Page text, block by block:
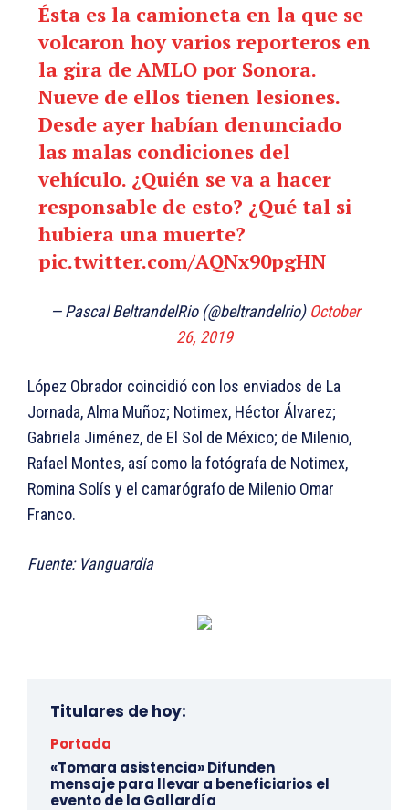
Ésta es la camioneta en la que se
volcaron hoy varios reporteros en
la gira de AMLO por Sonora.
Nueve de ellos tienen lesiones.
Desde ayer habían denunciado
las malas condiciones del
vehículo. ¿Quién se va a hacer
responsable de esto? ¿Qué tal si
hubiera una muerte?
pic.twitter.com/AQNx90pgHN
— Pascal BeltrandelRio (@beltrandelrio) October
26, 2019
López Obrador coincidió con los enviados de La
Jornada, Alma Muñoz; Notimex, Héctor Álvarez;
Gabriela Jiménez, de El Sol de México; de Milenio,
Rafael Montes, así como la fotógrafa de Notimex,
Romina Solís y el camarógrafo de Milenio Omar
Franco.
Fuente: Vanguardia
Titulares de hoy:
Portada
«Tomara asistencia» Difunden
mensaje para llevar a beneficiarios el
evento de la Gallardía